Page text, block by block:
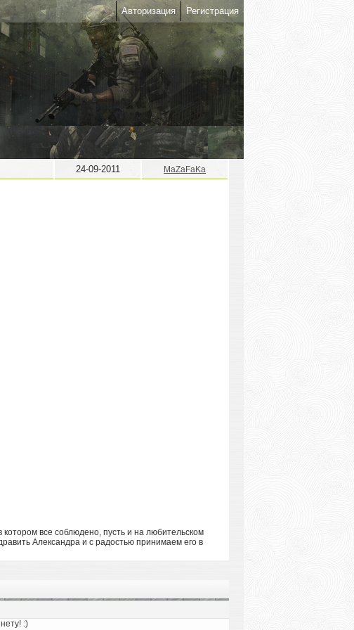
Авторизация Регистрация
24-09-2011 MaZaFaKa
все соблюдено, пусть и на любительском
Александра и с радостью принимаем его в
:)